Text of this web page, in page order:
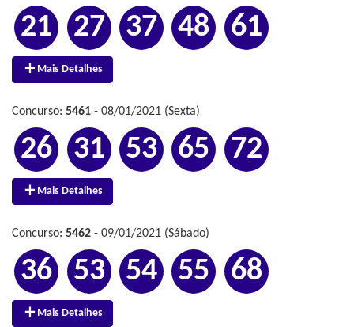
21 27 37 48 61
Mais Detalhes
Concurso: 5461 - 08/01/2021 (Sexta)
26 31 53 65 72
Mais Detalhes
Concurso: 5462 - 09/01/2021 (Sábado)
36 53 54 55 68
Mais Detalhes